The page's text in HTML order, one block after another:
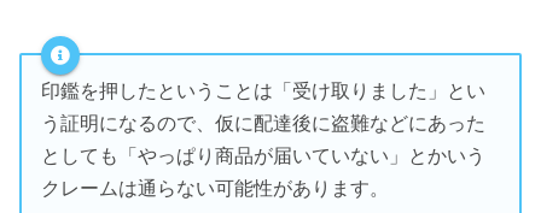
印鑑を押したということは「受け取りました」とい
う証明になるので、仮に配達後に盗難などにあった
としても「やっぱり商品が届いていない」とかいう
クレームは通らない可能性があります。